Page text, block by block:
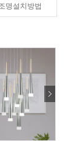
드 5등
명설치방법